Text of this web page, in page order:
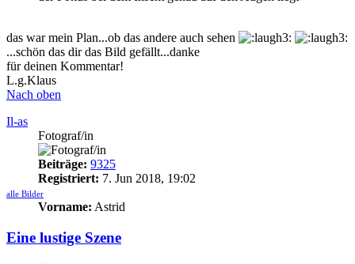
das war mein Plan...ob das andere auch sehen
...schön das dir das Bild gefällt...danke
für deinen Kommentar!
L.g.Klaus
Nach oben
Il-as
Fotograf/in
Beiträge: 9325
Registriert: 7. Jun 2018, 19:02
alle Bilder
Vorname: Astrid
Eine lustige Szene